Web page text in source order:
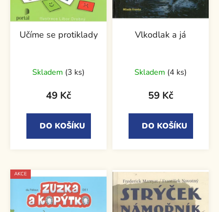
Učíme se protiklady
Skladem (3 ks)
49 Kč
DO KOŠÍKU
Vlkodlak a já
Skladem (4 ks)
59 Kč
DO KOŠÍKU
AKCE